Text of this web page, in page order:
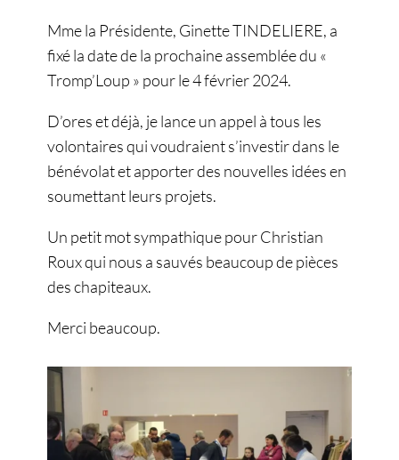
Mme la Présidente, Ginette TINDELIERE, a
fixé la date de la prochaine assemblée du «
Tromp’Loup » pour le 4 février 2024.
D’ores et déjà, je lance un appel à tous les
volontaires qui voudraient s’investir dans le
bénévolat et apporter des nouvelles idées en
soumettant leurs projets.
Un petit mot sympathique pour Christian
Roux qui nous a sauvés beaucoup de pièces
des chapiteaux.
Merci beaucoup.